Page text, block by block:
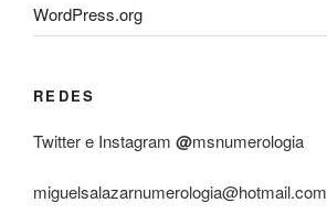
WordPress.org
REDES
Twitter e Instagram @msnumerologia
miguelsalazarnumerologia@hotmail.com